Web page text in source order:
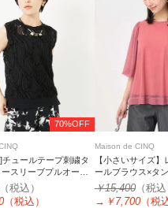
70%OFF
ュールテープ刺繍タ
スリーブプルオーバ
（税込）
（税込）
Maison de CINQ
【小さいサイズ
ールブラウス×タ
冷感/洗える
￥15,400（税
→ ￥7,700（税